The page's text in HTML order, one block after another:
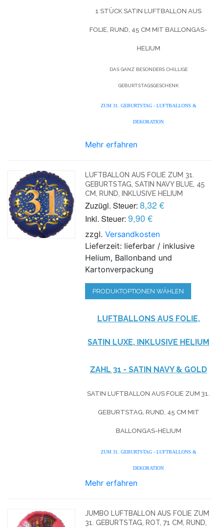
1 STÜCK SATIN LUFTBALLON AUS
FOLIE, RUND, 45 CM MIT BALLONGAS-
HELIUM
DAS GANZ BESONDERS CHILLIGE
GEBURTSTAGSGESCHENK
ZUM 31. GEBURTSTAG - LUFTBALLONS &
DEKORATION
Mehr erfahren
LUFTBALLON AUS FOLIE ZUM 31.
GEBURTSTAG, SATIN NAVY BLUE, 45
CM, RUND, INKLUSIVE HELIUM
Zuzügl. Steuer: 8,32 €
Inkl. Steuer: 9,90 €
zzgl.Versandkosten
Lieferzeit: lieferbar / inklusive
Helium, Ballonband und
Kartonverpackung
PRODUKTOPTIONEN WÄHLEN
LUFTBALLONS AUS FOLIE,
SATIN LUXE, INKLUSIVE HELIUM
ZAHL 31 - SATIN NAVY & GOLD
SATIN LUFTBALLON AUS FOLIE ZUM 31.
GEBURTSTAG, RUND, 45 CM MIT
BALLONGAS-HELIUM
ZUM 31. GEBURTSTAG - LUFTBALLONS &
DEKORATION
Mehr erfahren
JUMBO LUFTBALLON AUS FOLIE ZUM
31. GEBURTSTAG, ROT, 71 CM, RUND,